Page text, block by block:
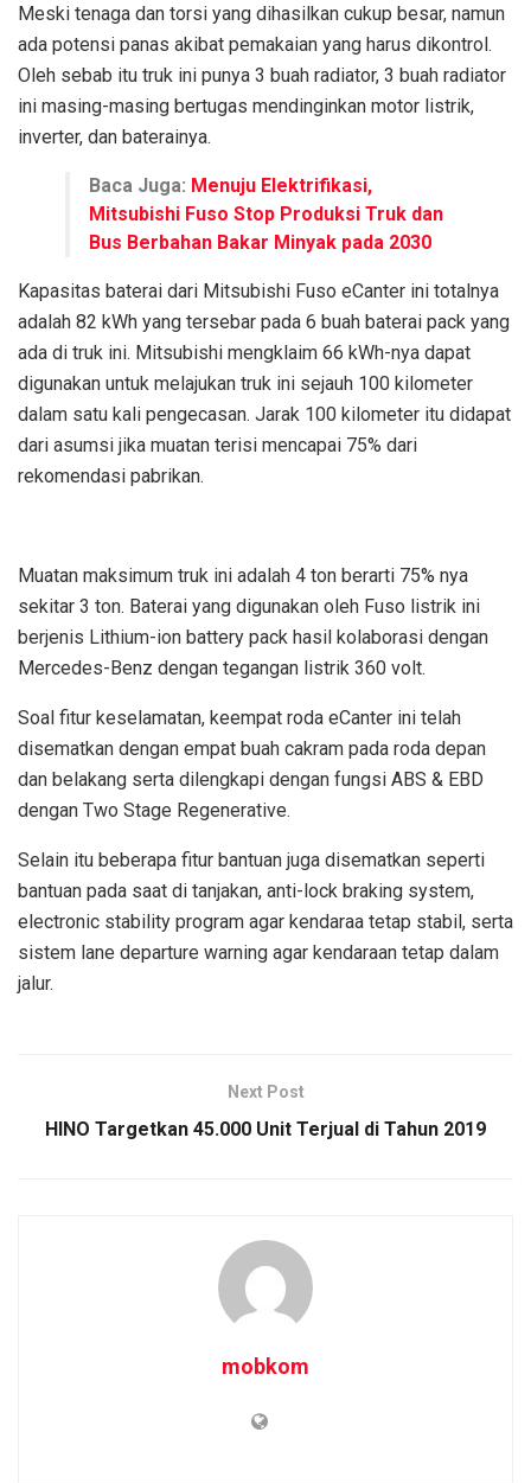
Meski tenaga dan torsi yang dihasilkan cukup besar, namun
ada potensi panas akibat pemakaian yang harus dikontrol.
Oleh sebab itu truk ini punya 3 buah radiator, 3 buah radiator
ini masing-masing bertugas mendinginkan motor listrik,
inverter, dan baterainya.
Baca Juga: Menuju Elektrifikasi,
Mitsubishi Fuso Stop Produksi Truk dan
Bus Berbahan Bakar Minyak pada 2030
Kapasitas baterai dari Mitsubishi Fuso eCanter ini totalnya
adalah 82 kWh yang tersebar pada 6 buah baterai pack yang
ada di truk ini. Mitsubishi mengklaim 66 kWh-nya dapat
digunakan untuk melajukan truk ini sejauh 100 kilometer
dalam satu kali pengecasan. Jarak 100 kilometer itu didapat
dari asumsi jika muatan terisi mencapai 75% dari
rekomendasi pabrikan.
Muatan maksimum truk ini adalah 4 ton berarti 75% nya
sekitar 3 ton. Baterai yang digunakan oleh Fuso listrik ini
berjenis Lithium-ion battery pack hasil kolaborasi dengan
Mercedes-Benz dengan tegangan listrik 360 volt.
Soal fitur keselamatan, keempat roda eCanter ini telah
disematkan dengan empat buah cakram pada roda depan
dan belakang serta dilengkapi dengan fungsi ABS & EBD
dengan Two Stage Regenerative.
Selain itu beberapa fitur bantuan juga disematkan seperti
bantuan pada saat di tanjakan, anti-lock braking system,
electronic stability program agar kendaraa tetap stabil, serta
sistem lane departure warning agar kendaraan tetap dalam
jalur.
Next Post
HINO Targetkan 45.000 Unit Terjual di Tahun 2019
mobkom